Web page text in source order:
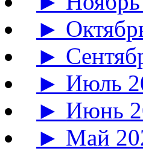
►
►
► Июль
► Июнь
► Май